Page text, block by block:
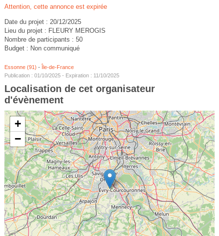
Attention, cette annonce est expirée
Date du projet : 20/12/2025
Lieu du projet : FLEURY MEROGIS
Nombre de participants : 50
Budget : Non communiqué
Essonne (91) - Île-de-France
Publication : 01/10/2025 - Expiration : 11/10/2025
Localisation de cet organisateur
d'évènement
+
−